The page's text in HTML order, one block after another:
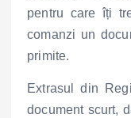
pentru care îți
comanzi un
primite.
Extrasul din
document scurt,